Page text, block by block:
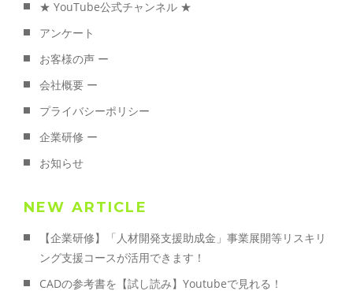
★ YouTube公式チャンネル ★
アンケート
お客様の声 ー
会社概要 ー
プライバシーポリシー
企業研修 ー
お知らせ
NEW ARTICLE
【企業研修】「人材開発支援助成金」事業展開等リスキリ
ング支援コースが活用できます！
CADの参考書を【試し読み】Youtubeで見れる！